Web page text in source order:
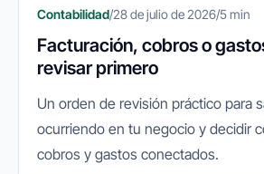
Contabilidad/28 de julio de 2026/5 min
Facturación, cobros o
revisar primero
Un orden de revisión práctico para
ocurriendo en tu negocio y decidir
cobros y gastos conectados.